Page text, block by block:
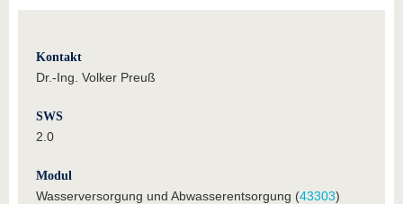
Kontakt
Dr.-Ing. Volker Preuß
SWS
2.0
Modul
Wasserversorgung und Abwasserentsorgung (43303)